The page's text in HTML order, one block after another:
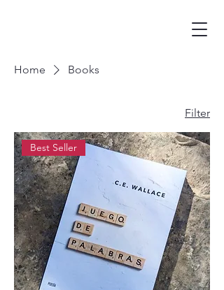
Home Books
Filter
Best Seller